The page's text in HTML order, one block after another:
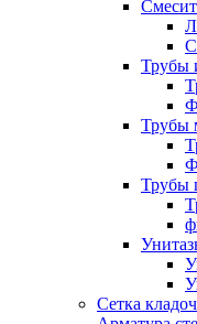
Трубы
Трубы
Трубы
Сетка